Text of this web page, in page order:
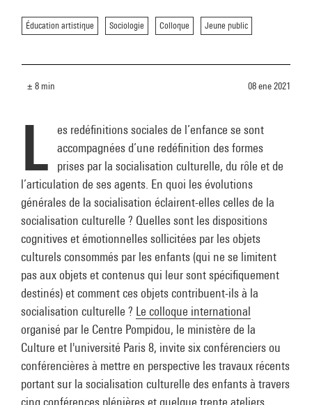
Éducation artistique Sociologie Colloque Jeune public
± 8 min 08 ene 2021
L
es redéfinitions sociales de l’enfance se sont
accompagnées d’une redéfinition des formes
prises par la socialisation culturelle, du rôle et de
l’articulation de ses agents. En quoi les évolutions
générales de la socialisation éclairent-elles celles de la
socialisation culturelle ? Quelles sont les dispositions
cognitives et émotionnelles sollicitées par les objets
culturels consommés par les enfants (qui ne se limitent
pas aux objets et contenus qui leur sont spécifiquement
destinés) et comment ces objets contribuent-ils à la
socialisation culturelle ? Le colloque international
organisé par le Centre Pompidou, le ministère de la
Culture et l'université Paris 8, invite six conférenciers ou
conférencières à mettre en perspective les travaux récents
portant sur la socialisation culturelle des enfants à travers